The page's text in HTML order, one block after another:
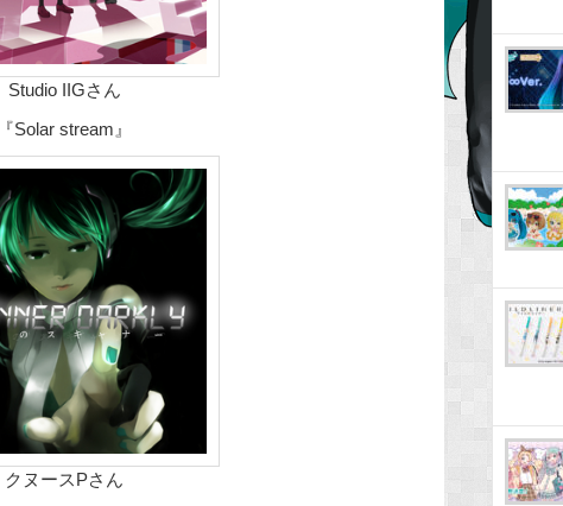
Studio IIGさん
Solar stream』
クヌースPさん